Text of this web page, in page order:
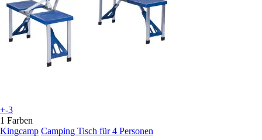
+-3
1 Farben
Kingcamp Camping Tisch für 4 Personen